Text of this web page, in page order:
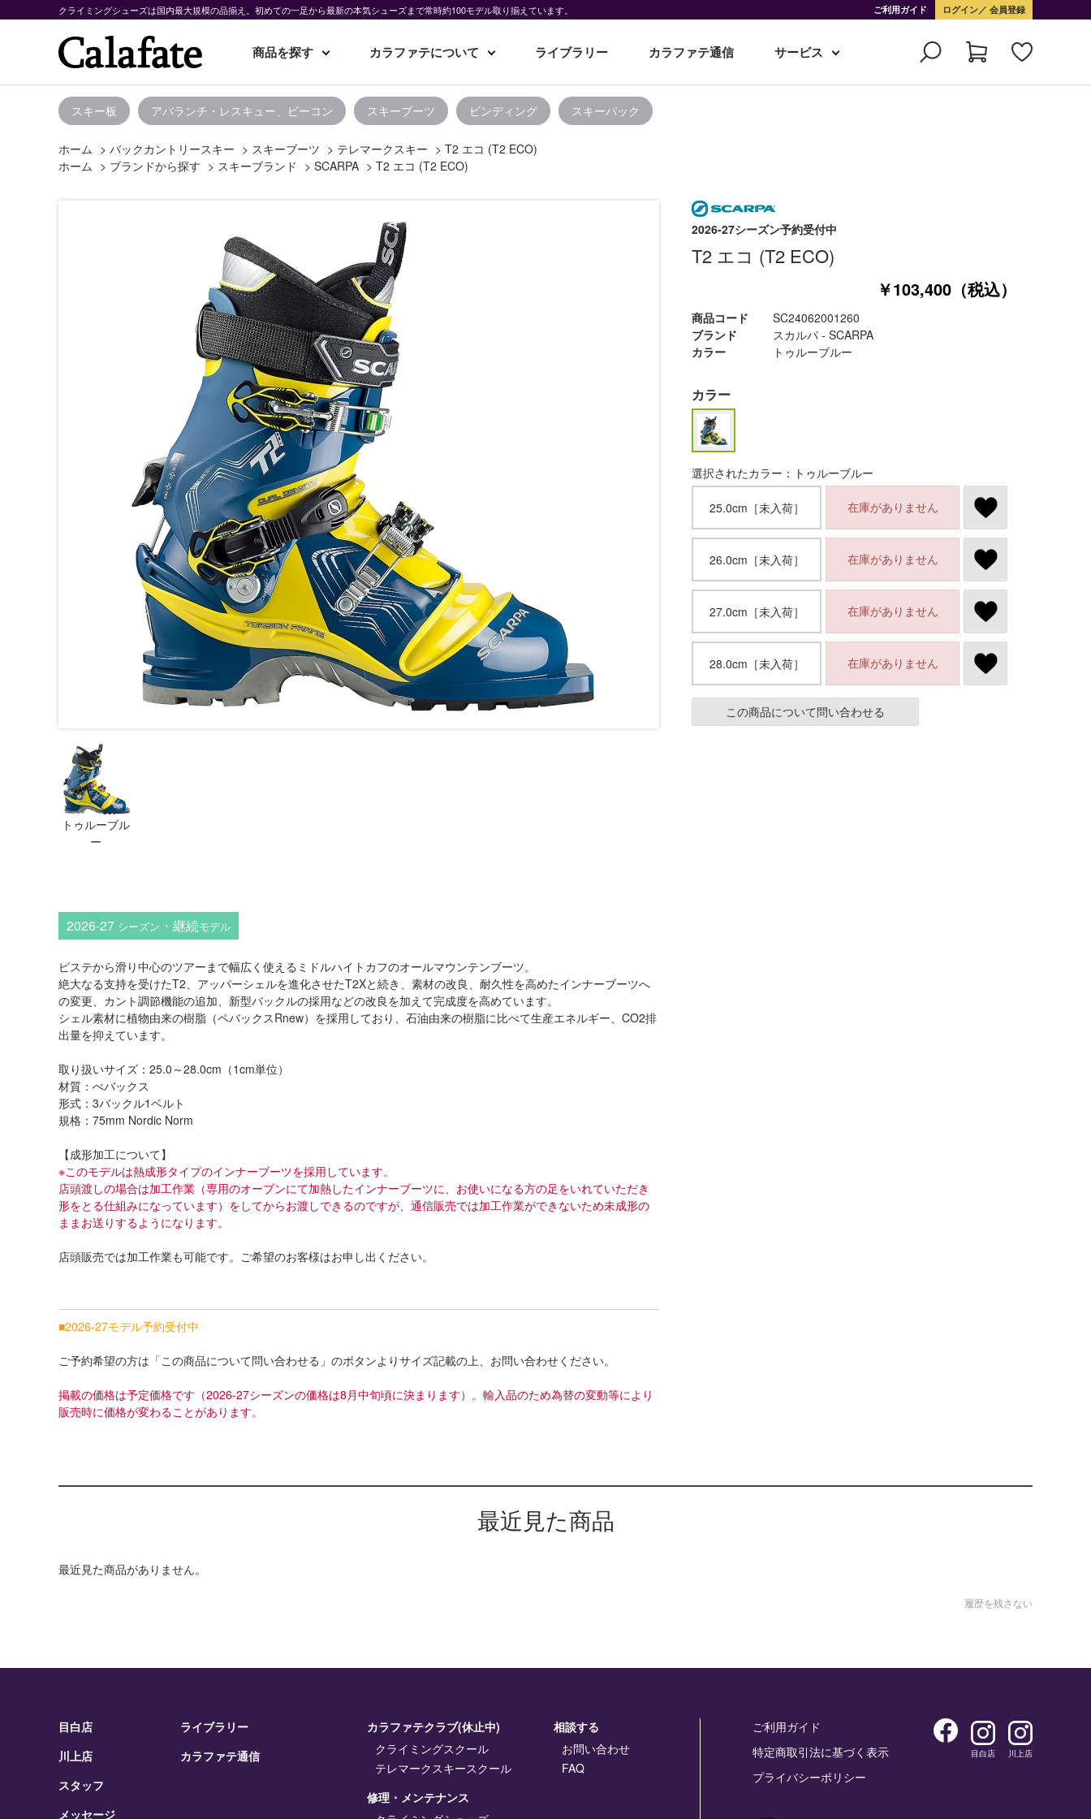
クライミングシューズは国内最大規模の品揃え。初めての一足から最新の本気シューズまで常時約100モデル取り揃えています。 ご利用ガイド ログイン 会員登録
商品を探す カラファテについて ライブラリー カラファテ通信 サービス
スキー板 アバランチ・レスキュー、ビーコン スキーブーツ ビンディング スキーパック
ホーム > バックカントリースキー > スキーブーツ > テレマークスキー > T2 エコ (T2 ECO)
ホーム > ブランドから探す > スキーブランド > SCARPA > T2 エコ (T2 ECO)
トゥルーブル
ー
2026-27 シーズン ・継続モデル
ピステから滑り中心のツアーまで幅広く使えるミドルハイトカフのオールマウンテンブーツ。
絶大なる支持を受けたT2、アッパーシェルを進化させたT2Xと続き、素材の改良、耐久性を高めたインナーブーツへ
の変更、カント調節機能の追加、新型バックルの採用などの改良を加えて完成度を高めています。
シェル素材に植物由来の樹脂（ペバックスRnew）を採用しており、石油由来の樹脂に比べて生産エネルギー、CO2排
出量を抑えています。
取り扱いサイズ：25.0～28.0cm（1cm単位）
材質：ぺバックス
形式：3バックル1ベルト
規格：75mm Nordic Norm
【成形加工について】
※このモデルは熱成形タイプのインナーブーツを採用しています。
店頭渡しの場合は加工作業（専用のオーブンにて加熱したインナーブーツに、お使いになる方の足をいれていただき
形をとる仕組みになっています）をしてからお渡しできるのですが、通信販売では加工作業ができないため未成形の
ままお送りするようになります。
店頭販売では加工作業も可能です。ご希望のお客様はお申し出ください。
■2026-27モデル予約受付中
ご予約希望の方は「この商品について問い合わせる」のボタンよりサイズ記載の上、お問い合わせください。
掲載の価格は予定価格です（2026-27シーズンの価格は8月中旬頃に決まります）。輸入品のため為替の変動等により
販売時に価格が変わることがあります。
2026-27シーズン予約受付中
T2 エコ (T2 ECO)
￥103,400（税込）
商品コード
SC24062001260
ブランド
スカルパ - SCARPA
カラー
トゥルーブルー
カラー
選択されたカラー：トゥルーブルー
25.0cm［未入荷］ 在庫がありません
26.0cm［未入荷］ 在庫がありません
27.0cm［未入荷］ 在庫がありません
28.0cm［未入荷］ 在庫がありません
この商品について問い合わせる
最近見た商品
最近見た商品がありません。
履歴を残さない
目白店
川上店
スタッフ
メッセージ
ライブラリー
カラファテ通信
カラファテクラブ(休止中)
クライミングスクール
テレマークスキースクール
修理・メンテナンス
相談する
お問い合わせ
FAQ
ご利用ガイド
特定商取引法に基づく表示
プライバシーポリシー
目白店 川上店